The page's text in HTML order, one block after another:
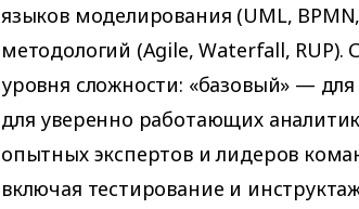
языков моделирования (UML,
методологий (Agile, Waterfall,
уровня сложности: «базовый» —
для уверенно работающих
опытных экспертов и лидеров
включая тестирование и